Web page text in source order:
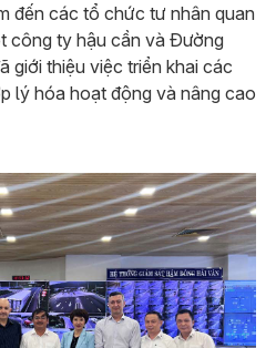
đến các tổ chức tư nhân quan
công ty hậu cần và Đường
giới thiệu việc triển khai các
lý hóa hoạt động và nâng cao